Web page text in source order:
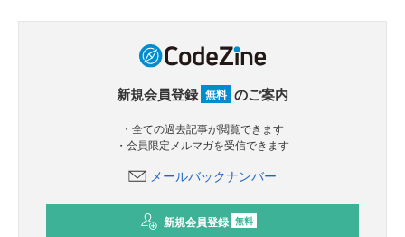
新規会員登録 無料 のご案内
・全ての過去記事が閲覧できます
・会員限定メルマガを受信できます
メールバックナンバー
新規会員登録 無料